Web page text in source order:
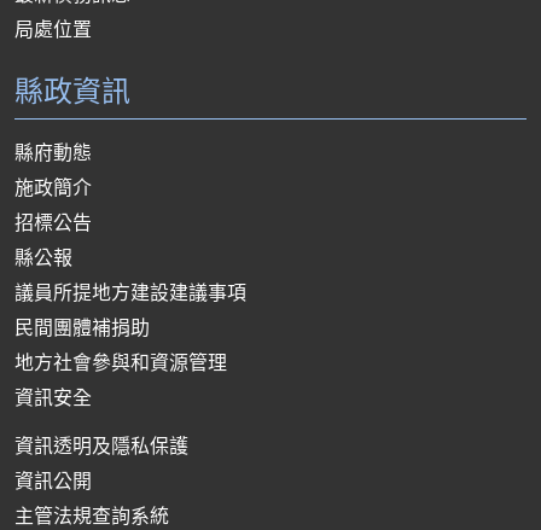
局處位置
縣政資訊
縣府動態
施政簡介
招標公告
縣公報
議員所提地方建設建議事項
民間團體補捐助
地方社會參與和資源管理
資訊安全
資訊透明及隱私保護
資訊公開
主管法規查詢系統